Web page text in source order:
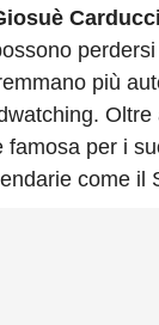
Carducci
più
Oltre
per i
come il